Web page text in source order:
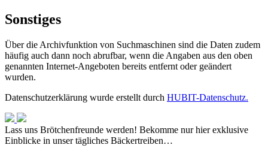
Sonstiges
Über die Archivfunktion von Suchmaschinen sind die Daten zudem
häufig auch dann noch abrufbar, wenn die Angaben aus den oben
genannten Internet-Angeboten bereits entfernt oder geändert
wurden.
Datenschutzerklärung wurde erstellt durch HUBIT-Datenschutz.
Lass uns Brötchenfreunde werden! Bekomme nur hier exklusive
Einblicke in unser tägliches Bäckertreiben…